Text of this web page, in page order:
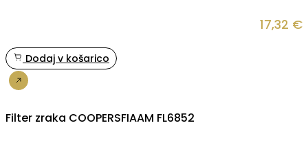
17,32 €
Dodaj v košarico
Filter zraka COOPERSFIAAM FL6852